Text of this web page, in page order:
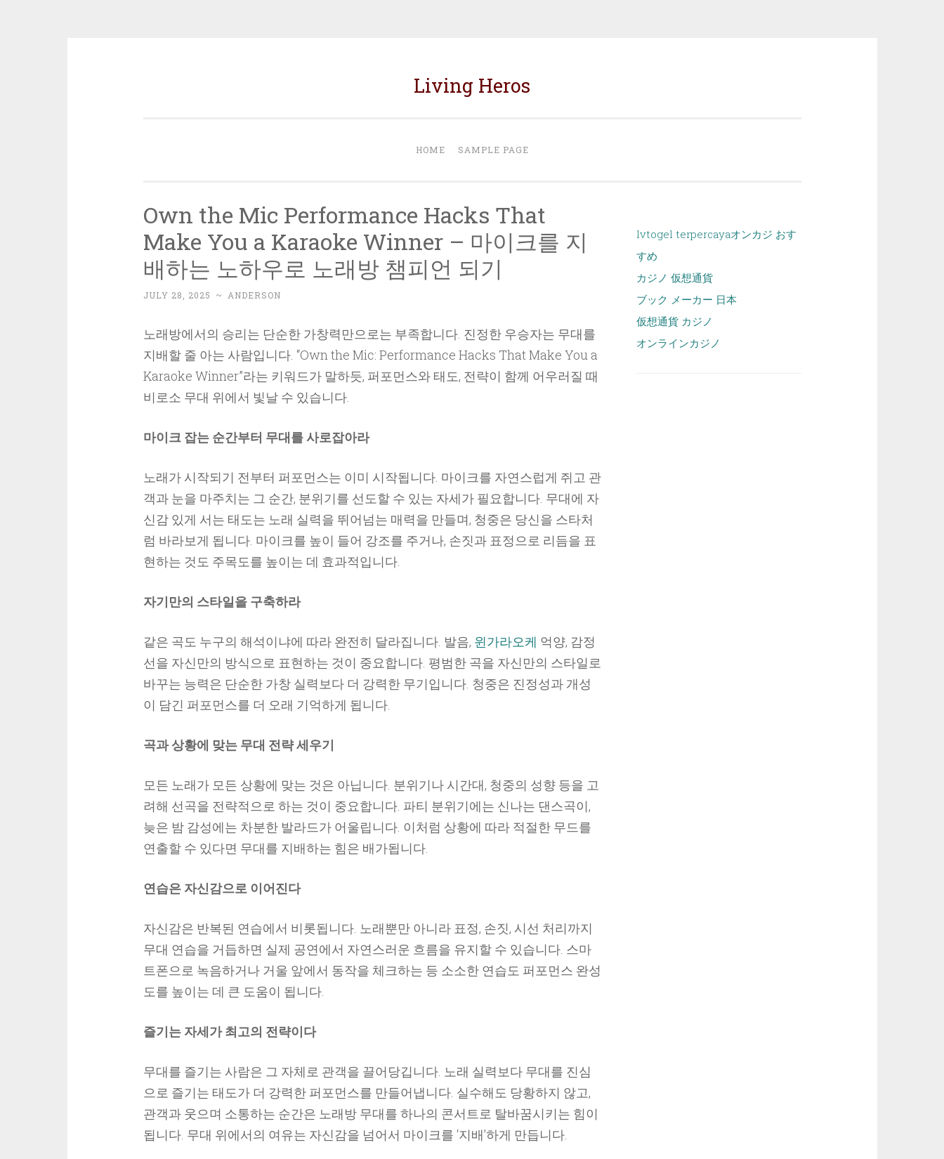
Living Heros
HOME SAMPLE PAGE
Own the Mic Performance Hacks That
Make You a Karaoke Winner – 마이크를 지
배하는 노하우로 노래방 챔피언 되기
JULY 28, 2025 ~ ANDERSON
노래방에서의 승리는 단순한 가창력만으로는 부족합니다. 진정한 우승자는 무대를
지배할 줄 아는 사람입니다. “Own the Mic: Performance Hacks That Make You a
Karaoke Winner”라는 키워드가 말하듯, 퍼포먼스와 태도, 전략이 함께 어우러질 때
비로소 무대 위에서 빛날 수 있습니다.
마이크 잡는 순간부터 무대를 사로잡아라
노래가 시작되기 전부터 퍼포먼스는 이미 시작됩니다. 마이크를 자연스럽게 쥐고 관
객과 눈을 마주치는 그 순간, 분위기를 선도할 수 있는 자세가 필요합니다. 무대에 자
신감 있게 서는 태도는 노래 실력을 뛰어넘는 매력을 만들며, 청중은 당신을 스타처
럼 바라보게 됩니다. 마이크를 높이 들어 강조를 주거나, 손짓과 표정으로 리듬을 표
현하는 것도 주목도를 높이는 데 효과적입니다.
자기만의 스타일을 구축하라
같은 곡도 누구의 해석이냐에 따라 완전히 달라집니다. 발음, 윈가라오케 억양, 감정
선을 자신만의 방식으로 표현하는 것이 중요합니다. 평범한 곡을 자신만의 스타일로
바꾸는 능력은 단순한 가창 실력보다 더 강력한 무기입니다. 청중은 진정성과 개성
이 담긴 퍼포먼스를 더 오래 기억하게 됩니다.
곡과 상황에 맞는 무대 전략 세우기
모든 노래가 모든 상황에 맞는 것은 아닙니다. 분위기나 시간대, 청중의 성향 등을 고
려해 선곡을 전략적으로 하는 것이 중요합니다. 파티 분위기에는 신나는 댄스곡이,
늦은 밤 감성에는 차분한 발라드가 어울립니다. 이처럼 상황에 따라 적절한 무드를
연출할 수 있다면 무대를 지배하는 힘은 배가됩니다.
연습은 자신감으로 이어진다
자신감은 반복된 연습에서 비롯됩니다. 노래뿐만 아니라 표정, 손짓, 시선 처리까지
무대 연습을 거듭하면 실제 공연에서 자연스러운 흐름을 유지할 수 있습니다. 스마
트폰으로 녹음하거나 거울 앞에서 동작을 체크하는 등 소소한 연습도 퍼포먼스 완성
도를 높이는 데 큰 도움이 됩니다.
즐기는 자세가 최고의 전략이다
무대를 즐기는 사람은 그 자체로 관객을 끌어당깁니다. 노래 실력보다 무대를 진심
으로 즐기는 태도가 더 강력한 퍼포먼스를 만들어냅니다. 실수해도 당황하지 않고,
관객과 웃으며 소통하는 순간은 노래방 무대를 하나의 콘서트로 탈바꿈시키는 힘이
됩니다. 무대 위에서의 여유는 자신감을 넘어서 마이크를 ‘지배’하게 만듭니다.
lvtogel terpercayaオンカジ おす
すめ
カジノ 仮想通貨
ブック メーカー 日本
仮想通貨 カジノ
オンラインカジノ